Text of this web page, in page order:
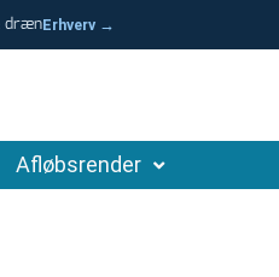
drænErhverv →
Afløbsrender